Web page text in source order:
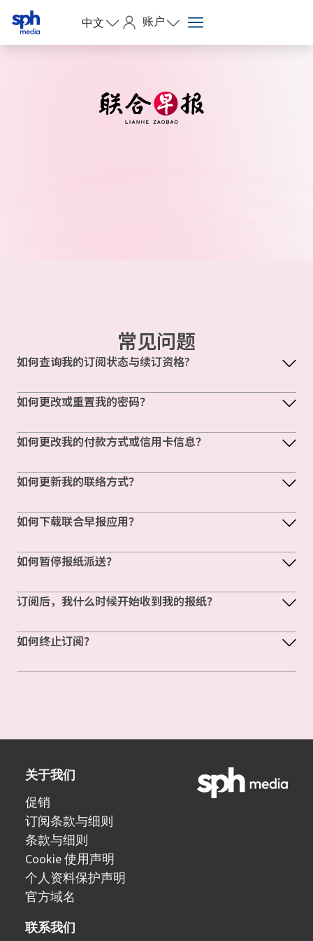
中文 账户
常见问题
如何查询我的订阅状态与续订资格?
如何更改或重置我的密码？
如何更改我的付款方式或信用卡信息？
如何更新我的联络方式？
如何下载联合早报应用？
如何暂停报纸派送？
订阅后，我什么时候开始收到我的报纸？
如何终止订阅？
关于我们
促销
订阅条款与细则
条款与细则
Cookie 使用声明
个人资料保护声明
官方域名
联系我们